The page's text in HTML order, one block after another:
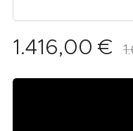
1.416,00 €